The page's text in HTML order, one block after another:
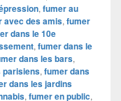
, fumer au
avec des amis, fumer
dans le 10e
, fumer dans le
dans les bars,
parisiens, fumer dans
dans les jardins
, fumer en public,